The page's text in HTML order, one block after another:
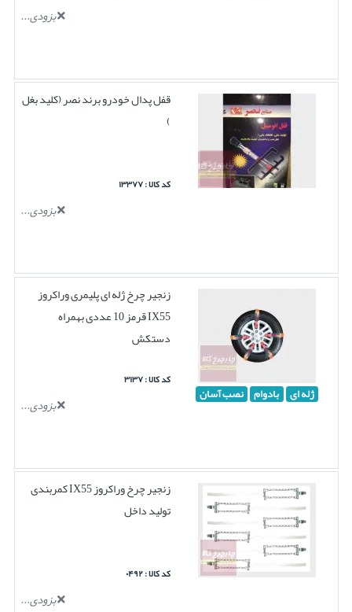
بزودی...
قفل پدال خودرو برند نصر (کلید بغل
)
کد کالا : ۱۳۳۷۷
بزودی...
ژله ای بادوام نصب آسان
زنجیر چرخ ژله ای پلیمری وراکروز
IX55 قرمز 10 عددی بهمراه
دستکش
کد کالا : ۳۱۳۷
بزودی...
زنجیر چرخ وراکروز IX55 کمربندی
تولید داخل
کد کالا : ۰۴۹۲
بزودی...